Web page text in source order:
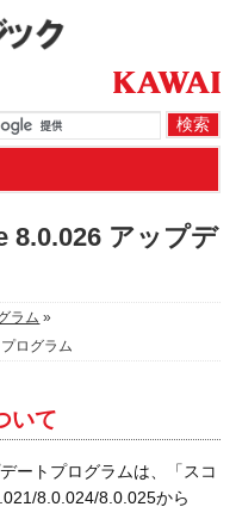
8.0.026 アップデ
ラム »
ログラム
いて
ートプログラムは、「スコ
8.0.024/8.0.025から